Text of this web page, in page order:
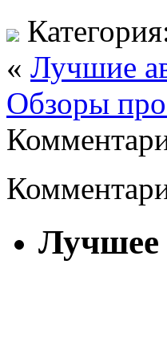
« Лучшие
Обзоры
Лучшее